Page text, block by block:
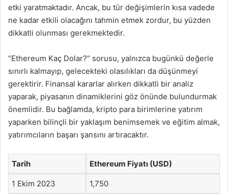
etki yaratmaktadır. Ancak, bu tür değişimlerin kısa vadede
ne kadar etkili olacağını tahmin etmek zordur, bu yüzden
dikkatli olunması gerekmektedir.
“Ethereum Kaç Dolar?” sorusu, yalnızca bugünkü değerle
sınırlı kalmayıp, gelecekteki olasılıkları da düşünmeyi
gerektirir. Finansal kararlar alırken dikkatli bir analiz
yaparak, piyasanın dinamiklerini göz önünde bulundurmak
önemlidir. Bu bağlamda, kripto para birimlerine yatırım
yaparken bilinçli bir yaklaşım benimsemek ve eğitim almak,
yatırımcıların başarı şansını artıracaktır.
Tarih Ethereum Fiyatı (USD)
1 Ekim 2023 1,750